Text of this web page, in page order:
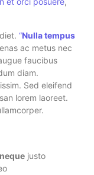
“Nulla tempus
ac metus nec
faucibus
diam.
Sed eleifend
lorem laoreet.
justo